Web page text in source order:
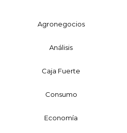
Agronegocios
Análisis
Caja Fuerte
Consumo
Economía